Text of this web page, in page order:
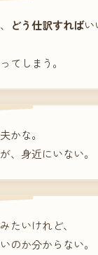
どう仕訳すればい
てしまう。
かな。
、身近にいない。
たいけれど、
のか分からない。